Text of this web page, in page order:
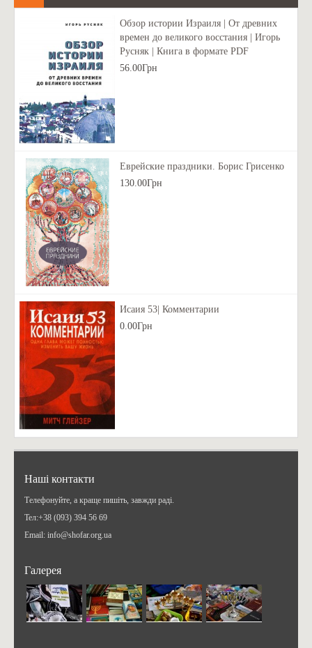
Обзор истории Израиля | От древних
времен до великого восстания | Игорь
Русняк | Книга в формате PDF
56.00Грн
Еврейские праздники. Борис Грисенко
130.00Грн
Исаия 53| Комментарии
0.00Грн
Наші контакти
Телефонуйте, а краще пишіть, завжди раді.
Teл:+38 (093) 394 56 69
Email: info@shofar.org.ua
Галерея